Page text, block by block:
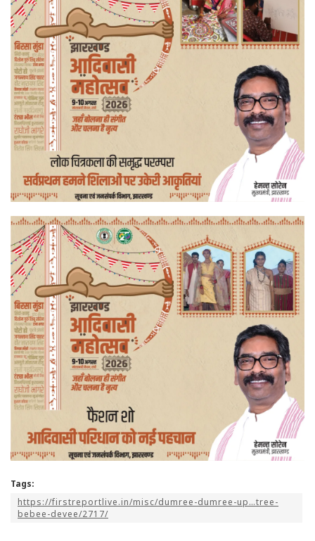
Tags:
https://firstreportlive.in/misc/dumree-dumree-up…tree-
bebee-devee/2717/